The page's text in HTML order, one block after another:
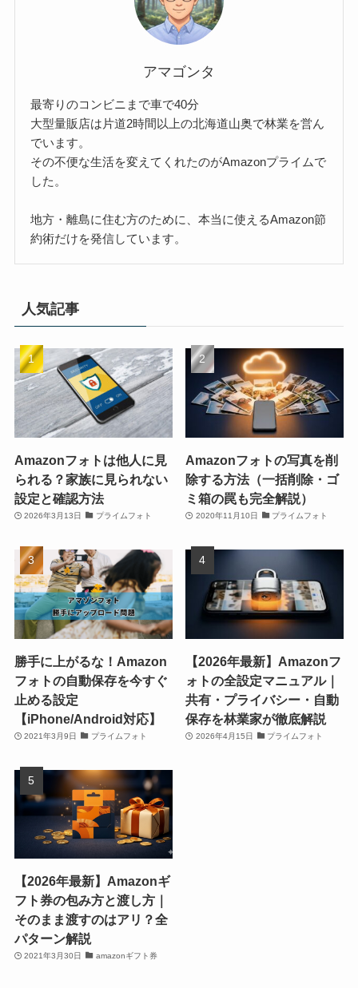
アマゴンタ
最寄りのコンビニまで車で40分
大型量販店は片道2時間以上の北海道山奥で林業を営ん
でいます。
その不便な生活を変えてくれたのがAmazonプライムで
した。
地方・離島に住む方のために、本当に使えるAmazon節
約術だけを発信しています。
人気記事
Amazonフォトは他人に見
られる？家族に見られない
設定と確認方法
2026年3月13日 プライムフォト
Amazonフォトの写真を削
除する方法（一括削除・ゴ
ミ箱の罠も完全解説）
2020年11月10日 プライムフォト
勝手に上がるな！Amazon
フォトの自動保存を今すぐ
止める設定
【iPhone/Android対応】
2021年3月9日 プライムフォト
【2026年最新】Amazonフ
ォトの全設定マニュアル｜
共有・プライバシー・自動
保存を林業家が徹底解説
2026年4月15日 プライムフォト
【2026年最新】Amazonギ
フト券の包み方と渡し方｜
そのまま渡すのはアリ？全
パターン解説
2021年3月30日 amazonギフト券